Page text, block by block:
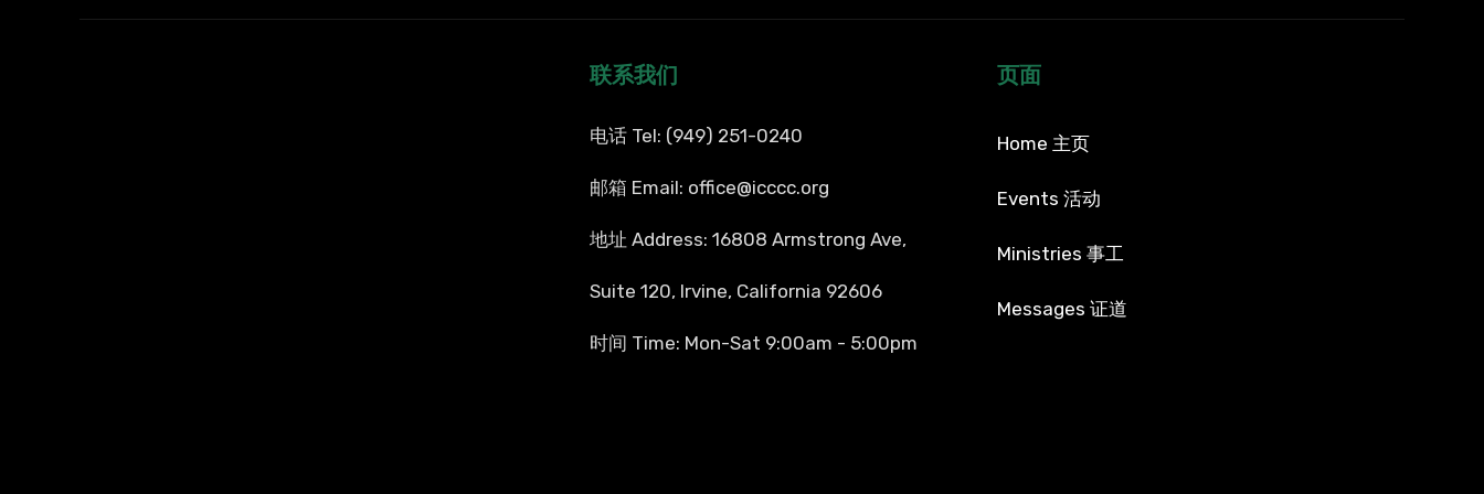
联系我们
电话 Tel: (949) 251-0240
邮箱 Email: office@icccc.org
地址 Address: 16808 Armstrong Ave,
Suite 120, Irvine, California 92606
时间 Time: Mon-Sat 9:00am - 5:00pm
页面
Home 主页
Events 活动
Ministries 事工
Messages 证道